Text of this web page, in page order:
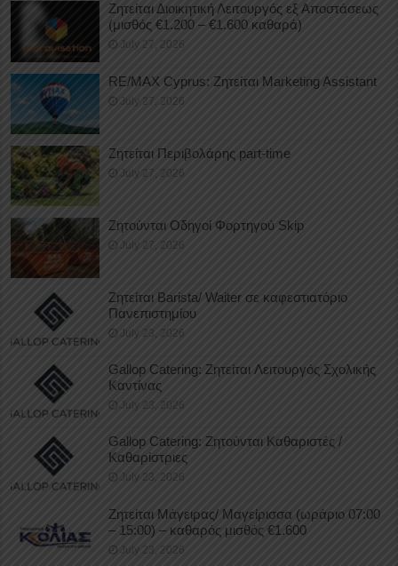
Ζητείται Διοικητική Λειτουργός εξ Αποστάσεως
(μισθός €1.200 – €1.600 καθαρά)
July 27, 2026
RE/MAX Cyprus: Ζητείται Marketing Assistant
July 27, 2026
Ζητείται Περιβολάρης part-time
July 27, 2026
Ζητούνται Οδηγοί Φορτηγού Skip
July 27, 2026
Ζητείται Barista/ Waiter σε καφεστιατόριο
Πανεπιστημίου
July 23, 2026
Gallop Catering: Ζητείται Λειτουργός Σχολικής
Καντίνας
July 23, 2026
Gallop Catering: Ζητούνται Καθαριστές /
Καθαρίστριες
July 23, 2026
Ζητείται Μάγειρας/ Μαγείρισσα (ωράριο 07:00
– 15:00) – καθαρός μισθός €1.600
July 23, 2026